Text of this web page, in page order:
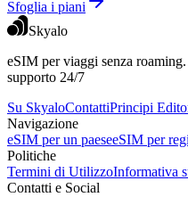
Sfoglia i piani
Skyalo
eSIM per viaggi senza
supporto 24/7
Su SkyaloContattiPrincipi
Navigazione
eSIM per un paeseeSIM per
Politiche
Termini di UtilizzoInformativa
Contatti e Social